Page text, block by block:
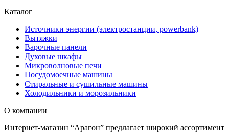
Каталог
Источники энергии (электростанции, powerbank)
Вытяжки
Варочные панели
Духовые шкафы
Микроволновые печи
Посудомоечные машины
Стиральные и сушильные машины
Холодильники и морозильники
О компании
Интернет-магазин “Арагон” предлагает широкий ассортимент